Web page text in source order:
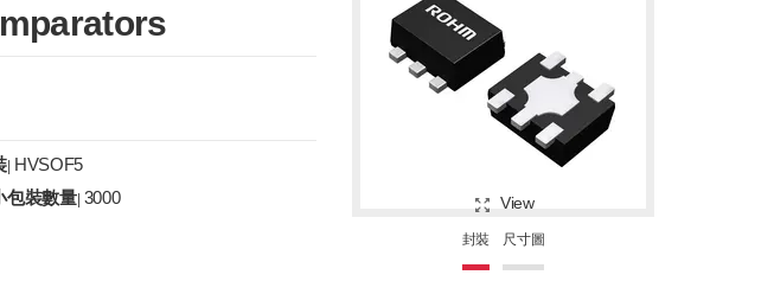
HVSOF5
包裝數量| 3000
View
封裝 尺寸圖